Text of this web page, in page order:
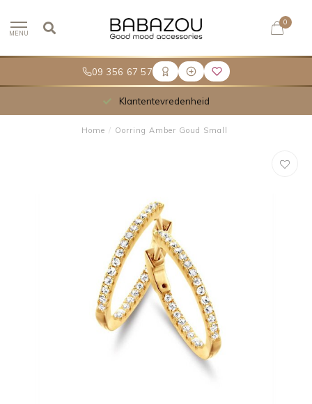
09 356 67 57
MENU
0
Klantentevredenheid
Home / Oorring Amber Goud Small